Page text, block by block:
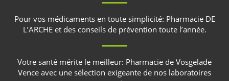
Pour vos médicaments en toute simplicité: Pharmacie DE
L’ARCHEet des conseils de prévention toute l’année.
Votre santé mérite le meilleur: Pharmacie de Vosgelade
Vence avec une sélection exigeante de nos laboratoires